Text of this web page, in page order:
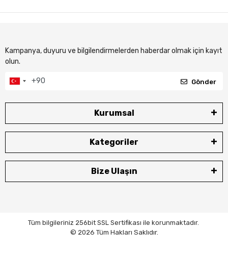
Kampanya, duyuru ve bilgilendirmelerden haberdar olmak için kayıt
olun.
Gönder
Kurumsal
Kategoriler
Bize Ulaşın
Tüm bilgileriniz 256bit SSL Sertifikası ile korunmaktadır.
© 2026 Tüm Hakları Saklıdır.